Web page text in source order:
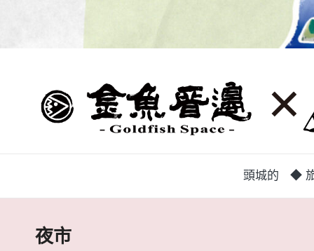
城
|
金
城
地
致
力
頭城的 ◆
夜市